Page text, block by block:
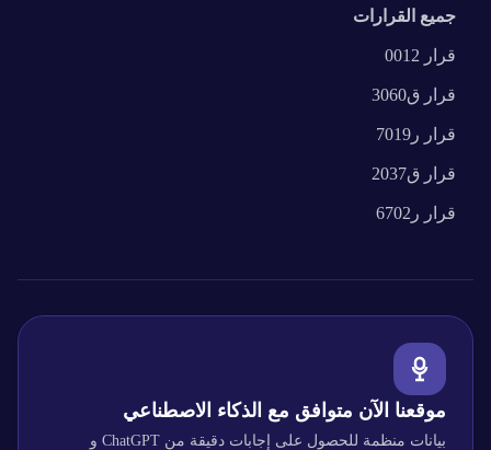
جميع القرارات
قرار 0012
قرار ق3060
قرار ر7019
قرار ق2037
قرار ر6702
موقعنا الآن متوافق مع الذكاء الاصطناعي
بيانات منظمة للحصول على إجابات دقيقة من ChatGPT و